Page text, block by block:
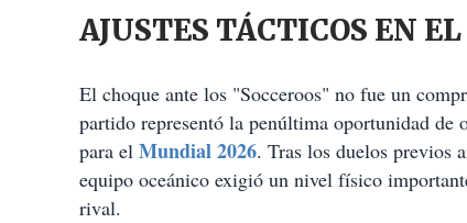
AJUSTES TÁCTICOS EN
El choque ante los "Socceroos" no fue un
partido representó la penúltima oportunidad de
para el Mundial 2026. Tras los duelos previos
equipo oceánico exigió un nivel físico
rival.